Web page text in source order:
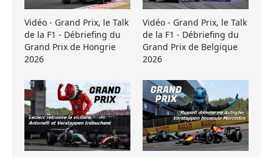
Vidéo - Grand Prix, le Talk
de la F1 - Débriefing du
Grand Prix de Hongrie
2026
Vidéo - Grand Prix, le Talk
de la F1 - Débriefing du
Grand Prix de Belgique
2026